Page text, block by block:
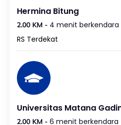
Hermina Bitung
2.00 KM - 4 menit berkendara
RS Terdekat
Universitas Matana
2.00 KM - 6 menit berkendara